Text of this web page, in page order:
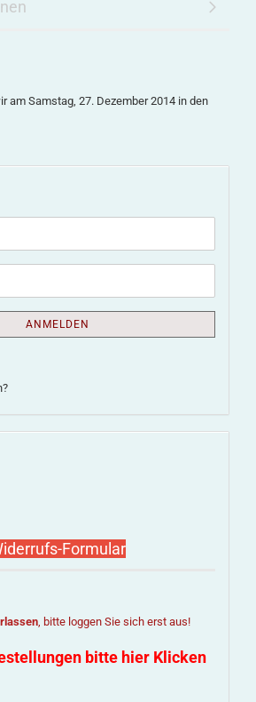
am Samstag, 27. Dezember 2014 in den
ANMELDEN
Formular
, bitte loggen Sie sich erst aus!
bitte hier Klicken